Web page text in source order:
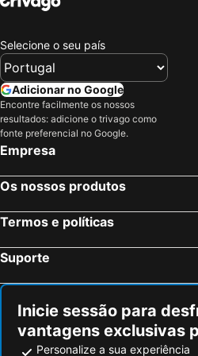
Illkirch-Graffenstaden, Alsácia Hotéis
Estrasburgo, Alsácia Hotéis
Basileia, Basileia Hotéis
Freiburg, Bade-Vurtemberga Hotéis
Mulhouse, Alsácia Hotéis
Weil am Rhein, Bade-Vurtemberga Hotéis
Nice, Provença-Alpes-Costa Azul Hotéis
Bordéus, Aquitânia Hotéis
Selecione o seu país
Adicionar no Google
Encontre facilmente os nossos
resultados: adicione o trivago como
fonte preferencial no Google.
Empresa
Os nossos produtos
Termos e políticas
Suporte
Inicie sessão para
vantagens exclusivas
Personalize a sua experiência